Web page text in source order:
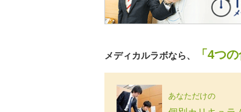
メディカルラボなら、 「4つ
あなただけの